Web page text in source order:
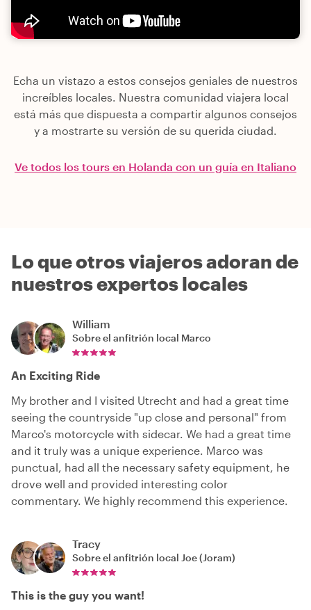
Echa un vistazo a estos consejos geniales de nuestros
increíbles locales. Nuestra comunidad viajera local
está más que dispuesta a compartir algunos consejos
y a mostrarte su versión de su querida ciudad.
Ve todos los tours en Holanda con un guía en Italiano
Lo que otros viajeros adoran de
nuestros expertos locales
William
Sobre el anfitrión local Marco
An Exciting Ride
My brother and I visited Utrecht and had a great time
seeing the countryside "up close and personal" from
Marco's motorcycle with sidecar. We had a great time
and it truly was a unique experience. Marco was
punctual, had all the necessary safety equipment, he
drove well and provided interesting color
commentary. We highly recommend this experience.
Tracy
Sobre el anfitrión local Joe (Joram)
This is the guy you want!